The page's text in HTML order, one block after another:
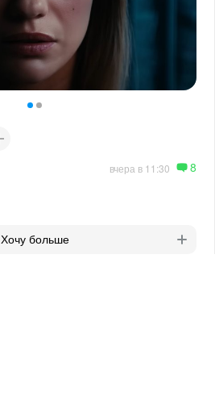
вчера в 11:30 8
Хочу больше